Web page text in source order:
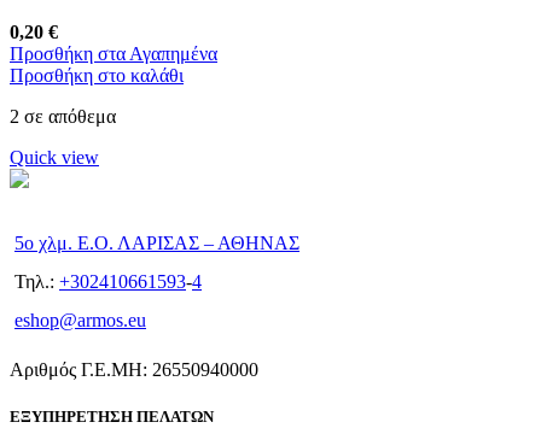
0,20 €
Προσθήκη στα Αγαπημένα
Προσθήκη στο καλάθι
2 σε απόθεμα
Quick view
5ο χλμ. Ε.Ο. ΛΑΡΙΣΑΣ – ΑΘΗΝΑΣ
Τηλ.: +302410661593-4
eshop@armos.eu
Αριθμός Γ.Ε.ΜΗ: 26550940000
ΕΞΥΠΗΡΕΤΗΣΗ ΠΕΛΑΤΩΝ